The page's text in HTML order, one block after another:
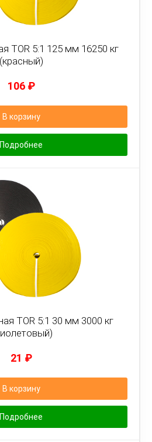
TOR 5:1 125 мм 16250 кг
(красный)
106 ₽
В корзину
Подробнее
TOR 5:1 30 мм 3000 кг
21 ₽
В корзину
Подробнее